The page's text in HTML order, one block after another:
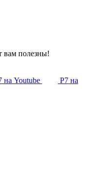
вам полезны!
на Youtube Р7 на